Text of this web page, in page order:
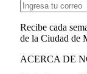
Recibe cada
de la Ciudad de
ACERCA DE